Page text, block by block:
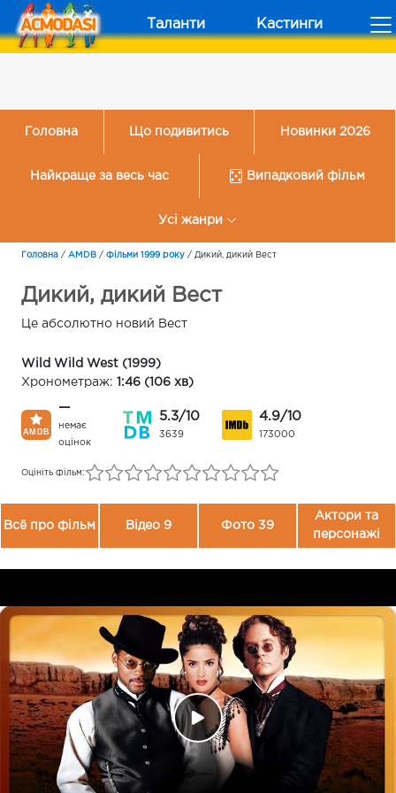
Таланти Кастинги
Головна Що подивитись Новинки 2026
Найкраще за весь час Випадковий фільм
Усі жанри
Головна / AMDB / Фільми 1999 року / Дикий, дикий Вест
Дикий, дикий Вест
Це абсолютно новий Вест
Wild Wild West (1999)
Хронометраж: 1:46 (106 хв)
—
немає
оцінок
5.3/10
3639
4.9/10
173000
Оцініть фільм:
Всё про фільм Відео 9 Фото 39
Актори та
персонажі